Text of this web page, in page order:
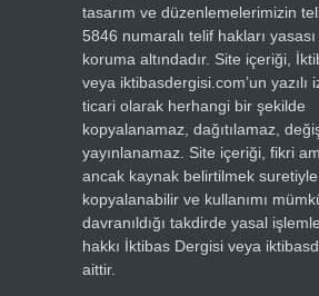
tasarım ve düzenlemelerimizin
5846 numaralı telif hakları
koruma altındadır. Site içeriği,
veya iktibasdergisi.com’un yazılı
ticari olarak herhangi bir şekilde
kopyalanamaz, dağıtılamaz,
yayınlanamaz. Site içeriği, fikri
ancak kaynak belirtilmek suretiyle
kopyalanabilir ve kullanımı
davranıldığı takdirde yasal
hakkı İktibas Dergisi veya
aittir.